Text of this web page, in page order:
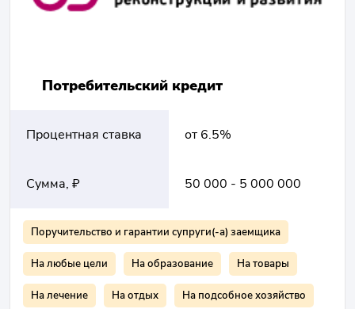
Потребительский кредит
Процентная ставка от 6.5%
Сумма, ₽ 50 000 - 5 000 000
Поручительство и гарантии супруги(-а) заемщика
На любые цели На образование На товары
На лечение На отдых На подсобное хозяйство